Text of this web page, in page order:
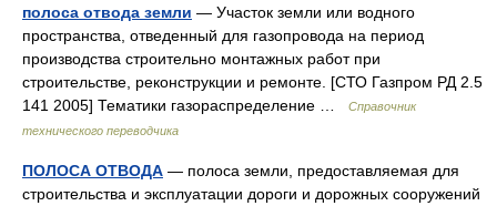
полоса отвода земли — Участок земли или водного
пространства, отведенный для газопровода на период
производства строительно монтажных работ при
строительстве, реконструкции и ремонте. [СТО Газпром РД 2.5
141 2005] Тематики газораспределение …
Справочник
технического переводчика
ПОЛОСА ОТВОДА — полоса земли, предоставляемая для
строительства и эксплуатации дороги и дорожных сооружений